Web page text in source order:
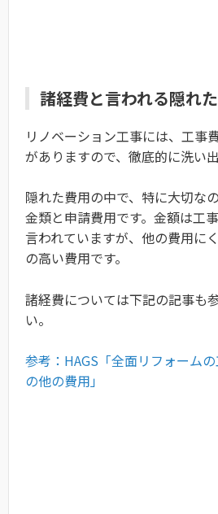
諸経費と言われる隠れ
リノベーション工事には、工事
がありますので、徹底的に洗い
隠れた費用の中で、特に大切な
金類と申請費用です。金額は工
言われていますが、他の費用に
の高い費用です。
諸経費については下記の記事も
い。
参考：HAGS「全面リフォーム
の他の費用」